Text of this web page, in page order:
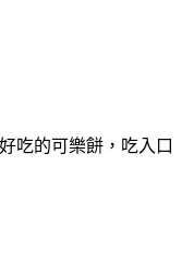
吃的可樂餅，吃入口